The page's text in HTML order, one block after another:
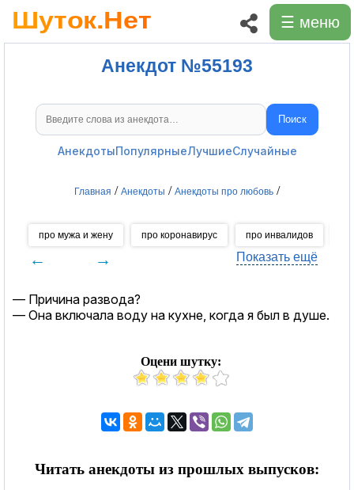
☰ меню
Анекдот №55193
Поиск анекдотов Поиск
АнекдотыПопулярныеЛучшиеСлучайные
Главная / Анекдоты / Анекдоты про любовь /
про мужа и жену про коронавирус про инвалидов
← → Показать ещё
— Причина развода?
— Она включала воду на кухне, когда я был в душе.
Оцени шутку:
Читать анекдоты из прошлых выпусков: